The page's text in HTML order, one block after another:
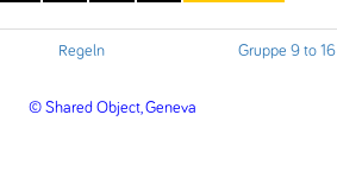
Regeln Gruppe 9 to 16
© Shared Object, Geneva